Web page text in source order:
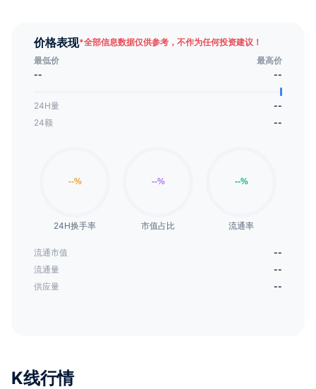
价格表现*全部信息数据仅供参考，不作为任何投资建议！
最低价
最高价
--
--
24H量
--
24额
--
24H换手率 市值占比 流通率
流通市值
--
流通量
--
供应量
--
K线行情